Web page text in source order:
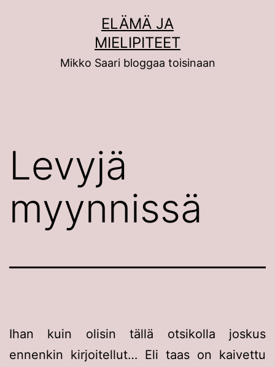
ELÄMÄ JA
MIELIPITEET
Mikko Saari bloggaa toisinaan
Levyjä
myynnissä
Ihan kuin olisin tällä otsikolla joskus
ennenkin kirjoitellut… Eli taas on kaivettu